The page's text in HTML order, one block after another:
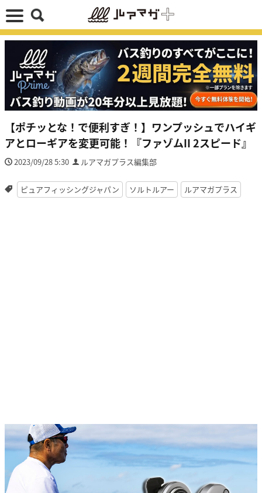
【ポチッとな！で便利すぎ！】ワンプッシュでハイギ
アとローギアを変更可能！『ファゾムII 2スピード』
2023/09/28 5:30 ルアマガプラス編集部
ピュアフィッシングジャパン ソルトルアー ルアマガプラス